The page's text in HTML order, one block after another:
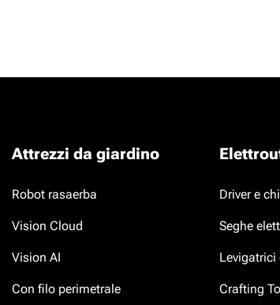
Attrezzi da giardino
Robot rasaerba
Vision Cloud
Vision AI
Con filo perimetrale
Driver e
Seghe
Crafting